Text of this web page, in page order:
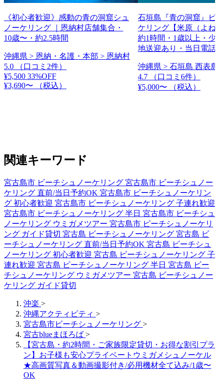
《初心者歓迎》感動の青の洞窟シュ
ノーケリング ｜恩納村店舗集合・
10歳〜・約2.5時間
沖縄県 > 恩納・名護・本部 > 恩納村
5.0
（口コミ2件）
¥5,500 33%OFF
¥3,690〜
（税込）
石垣島『青の洞窟』ビ
ケリング【米原（よね
約1時間・1歳以上・少
地送迎あり・当日電話
沖縄県 > 石垣島 西表
4.7
（口コミ6件）
¥5,000〜
（税込）
関連キーワード
宮古島市 ビーチシュノーケリング 宮古島市 ビーチシュノー
ケリング 直前/当日予約OK 宮古島市 ビーチシュノーケリン
グ 初心者歓迎 宮古島市 ビーチシュノーケリング 子連れ歓迎
宮古島市 ビーチシュノーケリング 半日 宮古島市 ビーチシュ
ノーケリング ウミガメツアー 宮古島市 ビーチシュノーケリ
ング ガイド貸切 宮古島 ビーチシュノーケリング 宮古島 ビ
ーチシュノーケリング 直前/当日予約OK 宮古島 ビーチシュ
ノーケリング 初心者歓迎 宮古島 ビーチシュノーケリング 子
連れ歓迎 宮古島 ビーチシュノーケリング 半日 宮古島 ビー
チシュノーケリング ウミガメツアー 宮古島 ビーチシュノー
ケリング ガイド貸切
沖楽 >
沖縄アクティビティ >
宮古島市ビーチシュノーケリング >
宮古blueまほろば >
【宮古島・約2時間・ご家族限定貸切・お得な割引プラ
ン】お子様も安心プライベートウミガメシュノーケル
★高画質写真＆動画撮影付き/必用機材全て込み/1歳〜
OK